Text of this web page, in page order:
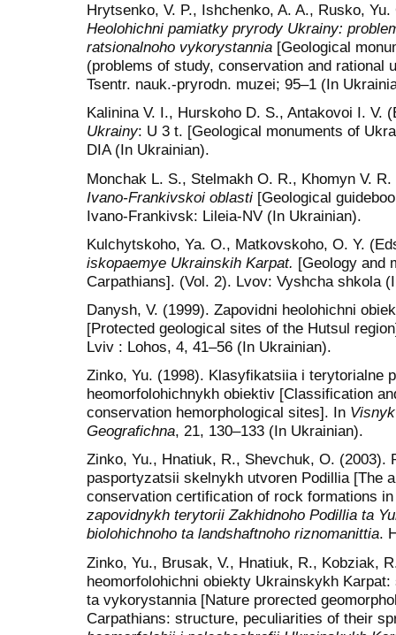
Hrytsenko, V. P., Ishchenko, A. A., Rusko,
Heolohichni pamiatky pryrody Ukrainy:
ratsionalnoho vykorystannia [Geological
(problems of study, conservation and rational
Tsentr. nauk.-pryrodn. muzei; 95–1 (In
Kalinina V. I., Hurskoho D. S., Antakovoi I. V.
Ukrainy: U 3 t. [Geological monuments of
DIA (In Ukrainian).
Monchak L. S., Stelmakh O. R., Khomyn V.
Ivano-Frankivskoi oblasti [Geological
Ivano-Frankivsk: Lileia-NV (In Ukrainian).
Kulchytskoho, Ya. O., Matkovskoho, O. Y.
iskopaemye Ukrainskih Karpat. [Geology and
Carpathians]. (Vol. 2). Lvov: Vyshcha shkola
Danysh, V. (1999). Zapovidni heolohichni
[Protected geological sites of the Hutsul
Lviv : Lohos, 4, 41–56 (In Ukrainian).
Zinko, Yu. (1998). Klasyfikatsiia i terytorialne
heomorfolohichnykh obiektiv [Classification
conservation hemorphological sites]. In
Geografichna, 21, 130–133 (In Ukrainian).
Zinko, Yu., Hnatiuk, R., Shevchuk, O. (2003).
pasportyzatsii skelnykh utvoren Podillia [The
conservation certification of rock formations
zapovidnykh terytorii Zakhidnoho Podillia ta
biolohichnoho ta landshaftnoho riznomanittia.
Zinko, Yu., Brusak, V., Hnatiuk, R., Kobziak,
heomorfolohichni obiekty Ukrainskykh
ta vykorystannia [Nature prorected
Carpathians: structure, peculiarities of their